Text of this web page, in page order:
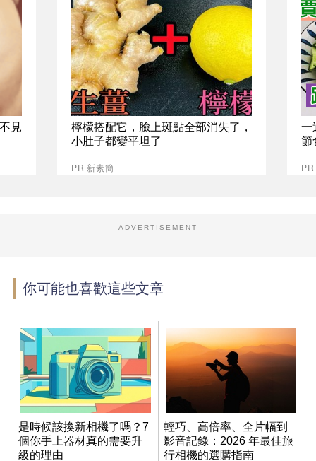
見
檸檬搭配它，臉上斑點全部消失了，
小肚子都變平坦了
PR 新素簡
一
節
ADVERTISEMENT
你可能也喜歡這些文章
是時候該換新相機了嗎？7
個你手上器材真的需要升
級的理由
輕巧、高倍率、全片幅到
影音記錄：2026 年最佳旅
行相機的選購指南